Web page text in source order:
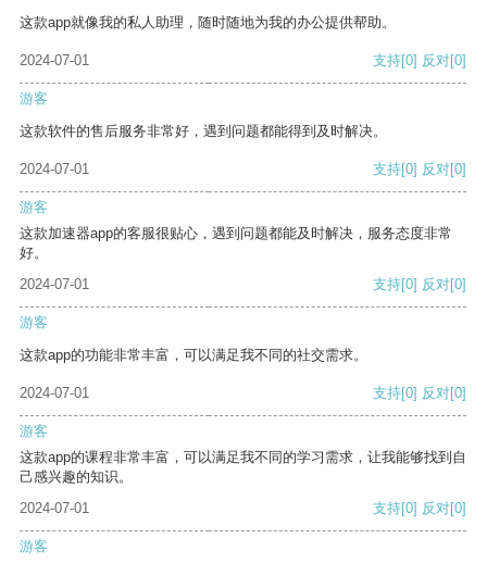
这款app就像我的私人助理，随时随地为我的办公提供帮助。
2024-07-01 支持[0] 反对[0]
游客
这款软件的售后服务非常好，遇到问题都能得到及时解决。
2024-07-01 支持[0] 反对[0]
游客
这款加速器app的客服很贴心，遇到问题都能及时解决，服务态度非常
好。
2024-07-01
支持[0] 反对[0]
游客
这款app的功能非常丰富，可以满足我不同的社交需求。
2024-07-01 支持[0] 反对[0]
游客
这款app的课程非常丰富，可以满足我不同的学习需求，让我能够找到自
己感兴趣的知识。
2024-07-01
支持[0] 反对[0]
游客